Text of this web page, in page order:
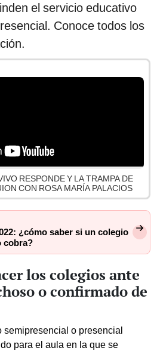
el servicio educativo
Conoce todos los
RESPONDE Y LA TRAMPA DE
CON ROSA MARÍA PALACIOS
¿cómo saber si un colegio
cobra?
los colegios ante
o confirmado de
semipresencial o presencial
para el aula en la que se